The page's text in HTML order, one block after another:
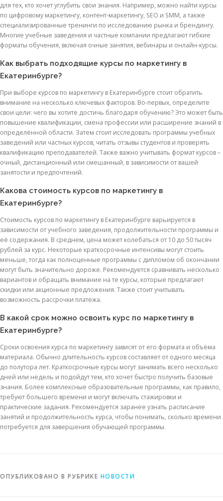
для тех, кто хочет углубить свои знания. Например, можно найти курсы
по цифровому маркетингу, контент-маркетингу, SEO и SMM, а также
специализированные тренинги по исследованию рынка и брендингу.
Многие учебные заведения и частные компании предлагают гибкие
форматы обучения, включая очные занятия, вебинары и онлайн-курсы.
Как выбрать подходящие курсы по маркетингу в
Екатеринбурге?
При выборе курсов по маркетингу в Екатеринбурге стоит обратить
внимание на несколько ключевых факторов. Во-первых, определите
свои цели: чего вы хотите достичь благодаря обучению? Это может быть
повышение квалификации, смена профессии или расширение знаний в
определённой области. Затем стоит исследовать программы учебных
заведений или частных курсов, читать отзывы студентов и проверять
квалификацию преподавателей. Также важно учитывать формат курсов –
очный, дистанционный или смешанный, в зависимости от вашей
занятости и предпочтений.
Какова стоимость курсов по маркетингу в
Екатеринбурге?
Стоимость курсов по маркетингу в Екатеринбурге варьируется в
зависимости от учебного заведения, продолжительности программы и
её содержания. В среднем, цена может колебаться от 10 до 50 тысяч
рублей за курс. Некоторые краткосрочные интенсивы могут стоить
меньше, тогда как полноценные программы с дипломом об окончании
могут быть значительно дороже. Рекомендуется сравнивать несколько
вариантов и обращать внимание на те курсы, которые предлагают
скидки или акционные предложения. Также стоит учитывать
возможность рассрочки платежа.
В какой срок можно освоить курс по маркетингу в
Екатеринбурге?
Сроки освоения курса по маркетингу зависят от его формата и объёма
материала. Обычно длительность курсов составляет от одного месяца
до полутора лет. Краткосрочные курсы могут занимать всего несколько
дней или недель и подойдут тем, кто хочет быстро получить базовые
знания. Более комплексные образовательные программы, как правило,
требуют большего времени и могут включать стажировки и
практические задания. Рекомендуется заранее узнать расписание
занятий и продолжительность курса, чтобы понимать, сколько времени
потребуется для завершения обучающей программы.
ОПУБЛИКОВАНО В РУБРИКЕ НОВОСТИ